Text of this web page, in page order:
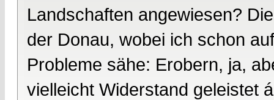
Landschaften angewiesen?
der Donau, wobei ich schon
Probleme sähe: Erobern, ja,
vielleicht Widerstand geleistet